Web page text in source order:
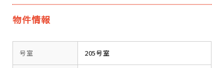
物件情報
号室 205号室